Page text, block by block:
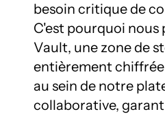
besoin critique de
C'est pourquoi nous
Vault, une zone de
entièrement
au sein de notre
collaborative,